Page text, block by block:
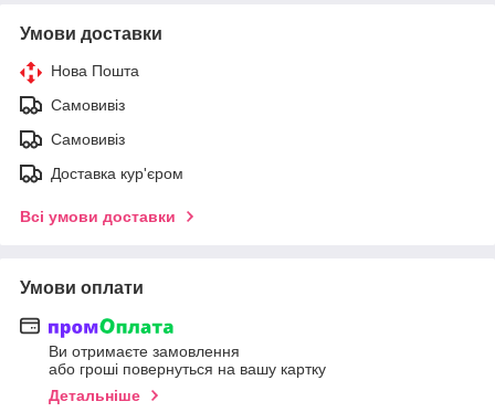
Умови доставки
Нова Пошта
Самовивіз
Самовивіз
Доставка кур'єром
Всі умови доставки
Умови оплати
Ви отримаєте замовлення
або гроші повернуться на вашу картку
Детальніше